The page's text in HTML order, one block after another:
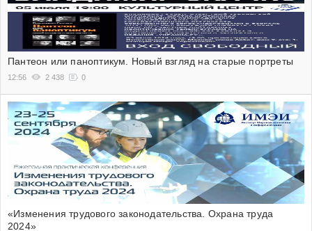
Пантеон или паноптикум. Новый взгляд на старые портреты
12:56 2 438 0
«Изменения трудового законодательства. Охрана труда
2024»